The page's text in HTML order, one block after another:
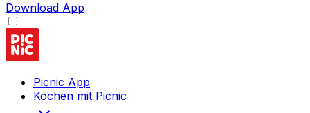
Download App
Picnic App
Kochen mit Picnic